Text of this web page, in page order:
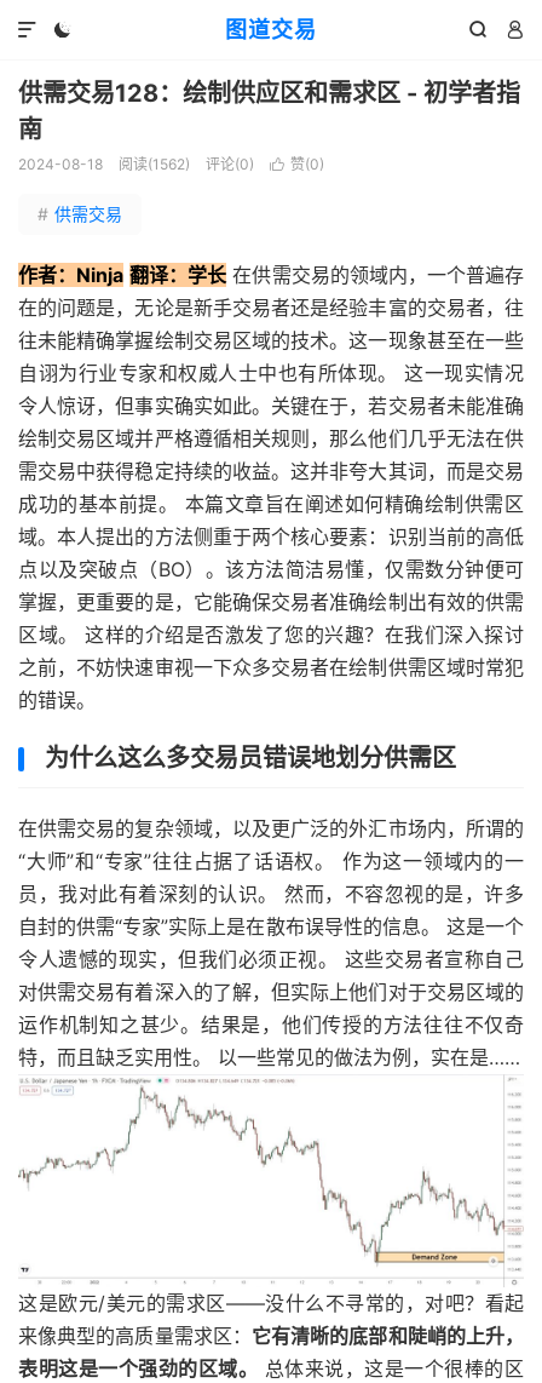
图道交易
  

供需交易128：绘制供应区和需求区 - 初学者指
南
2024-08-18 阅读(1562) 评论(0)  赞(0)
# 供需交易
作者：Ninja 翻译：学长在供需交易的领域内，一个普遍存
在的问题是，无论是新手交易者还是经验丰富的交易者，往
往未能精确掌握绘制交易区域的技术。这一现象甚至在一些
自诩为行业专家和权威人士中也有所体现。 这一现实情况
令人惊讶，但事实确实如此。关键在于，若交易者未能准确
绘制交易区域并严格遵循相关规则，那么他们几乎无法在供
需交易中获得稳定持续的收益。这并非夸大其词，而是交易
成功的基本前提。 本篇文章旨在阐述如何精确绘制供需区
域。本人提出的方法侧重于两个核心要素：识别当前的高低
点以及突破点（BO）。该方法简洁易懂，仅需数分钟便可
掌握，更重要的是，它能确保交易者准确绘制出有效的供需
区域。 这样的介绍是否激发了您的兴趣？在我们深入探讨
之前，不妨快速审视一下众多交易者在绘制供需区域时常犯
的错误。
为什么这么多交易员错误地划分供需区
在供需交易的复杂领域，以及更广泛的外汇市场内，所谓的
“大师”和“专家”往往占据了话语权。 作为这一领域内的一
员，我对此有着深刻的认识。 然而，不容忽视的是，许多
自封的供需“专家”实际上是在散布误导性的信息。 这是一个
令人遗憾的现实，但我们必须正视。 这些交易者宣称自己
对供需交易有着深入的了解，但实际上他们对于交易区域的
运作机制知之甚少。结果是，他们传授的方法往往不仅奇
特，而且缺乏实用性。 以一些常见的做法为例，实在是……
这是欧元/美元的需求区——没什么不寻常的，对吧？看起
来像典型的高质量需求区： 它有清晰的底部和陡峭的上升，
表明这是一个强劲的区域。
总体来说，这是一个很棒的区